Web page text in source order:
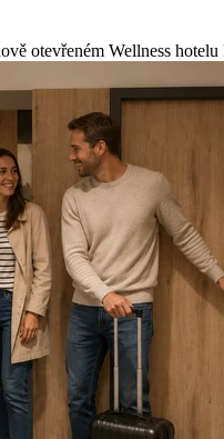
otevřeném Wellness